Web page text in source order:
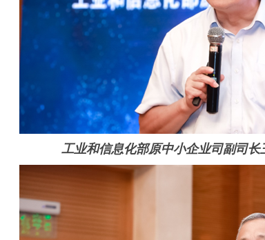
工业和信息化部原中小企业司副司长